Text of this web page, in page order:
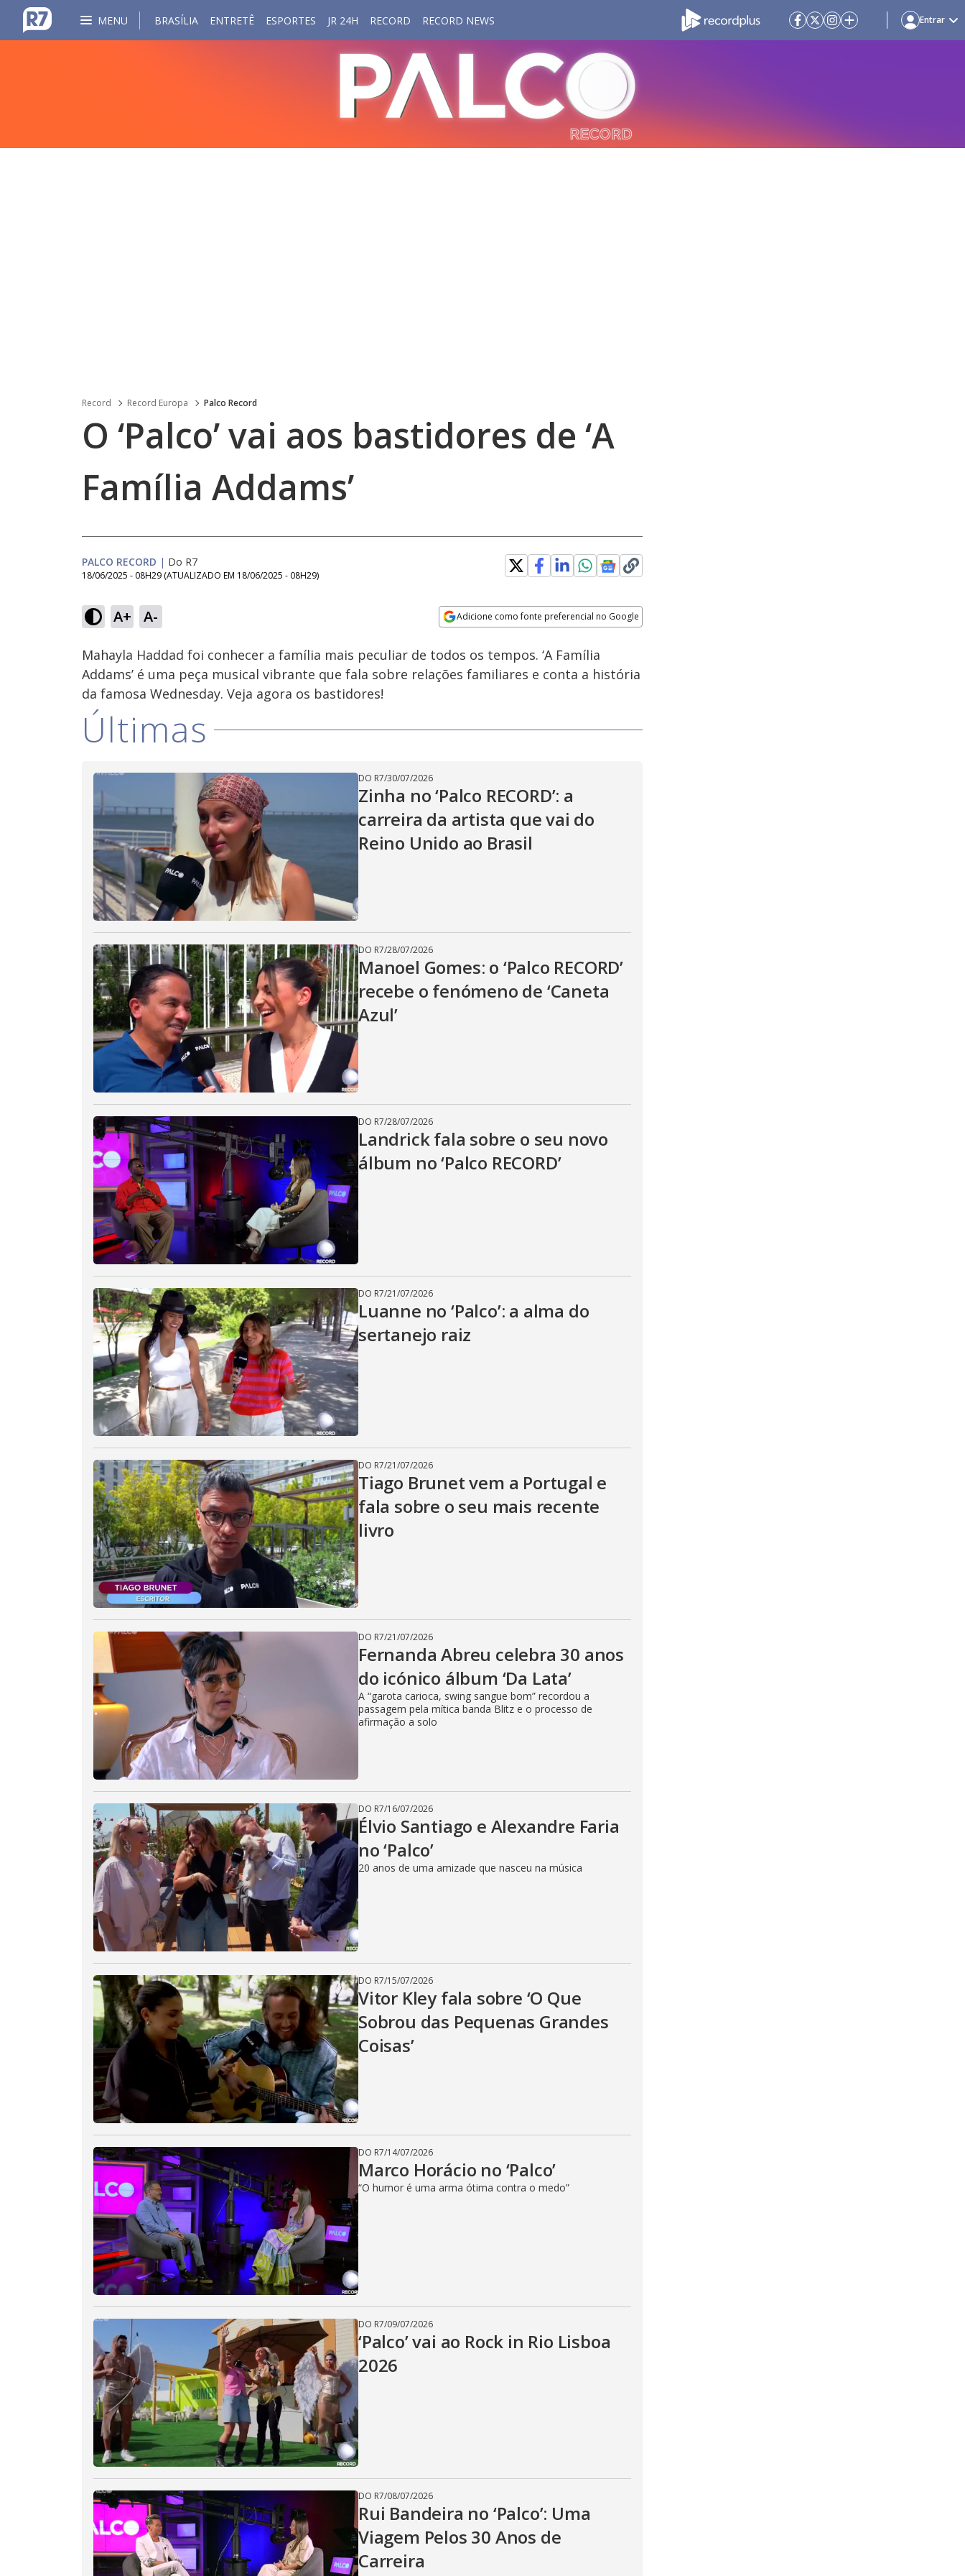
MENU BRASÍLIA ENTRETÊ ESPORTES JR 24H RECORD RECORD NEWS Entrar
Record Record Europa Palco Record
O ‘Palco’ vai aos bastidores de ‘A
Família Addams’
PALCO RECORD | Do R7
18/06/2025 - 08H29 (ATUALIZADO EM 18/06/2025 - 08H29)
A+ A- Adicione como fonte preferencial no Google
Ativar
Som
Velocidade
Mahayla Haddad foi conhecer a família mais peculiar de todos os tempos. ‘A Família
Addams’ é uma peça musical vibrante que fala sobre relações familiares e conta a história
da famosa Wednesday. Veja agora os bastidores!
Últimas
DO R7/30/07/2026
Zinha no ‘Palco RECORD’: a
carreira da artista que vai do
Reino Unido ao Brasil
DO R7/28/07/2026
Manoel Gomes: o ‘Palco RECORD’
recebe o fenómeno de ‘Caneta
Azul’
DO R7/28/07/2026
Landrick fala sobre o seu novo
álbum no ‘Palco RECORD’
DO R7/21/07/2026
Luanne no ‘Palco’: a alma do
sertanejo raiz
DO R7/21/07/2026
Tiago Brunet vem a Portugal e
fala sobre o seu mais recente
livro
DO R7/21/07/2026
Fernanda Abreu celebra 30 anos
do icónico álbum ‘Da Lata’
A “garota carioca, swing sangue bom” recordou a
passagem pela mítica banda Blitz e o processo de
afirmação a solo
DO R7/16/07/2026
Élvio Santiago e Alexandre Faria
no ‘Palco’
20 anos de uma amizade que nasceu na música
DO R7/15/07/2026
Vitor Kley fala sobre ‘O Que
Sobrou das Pequenas Grandes
Coisas’
DO R7/14/07/2026
Marco Horácio no ‘Palco’
“O humor é uma arma ótima contra o medo”
DO R7/09/07/2026
‘Palco’ vai ao Rock in Rio Lisboa
2026
DO R7/08/07/2026
Rui Bandeira no ‘Palco’: Uma
Viagem Pelos 30 Anos de
Carreira